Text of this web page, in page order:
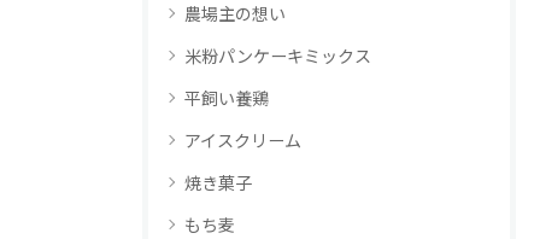
農場主の想い
米粉パンケーキミックス
平飼い養鶏
アイスクリーム
焼き菓子
もち麦